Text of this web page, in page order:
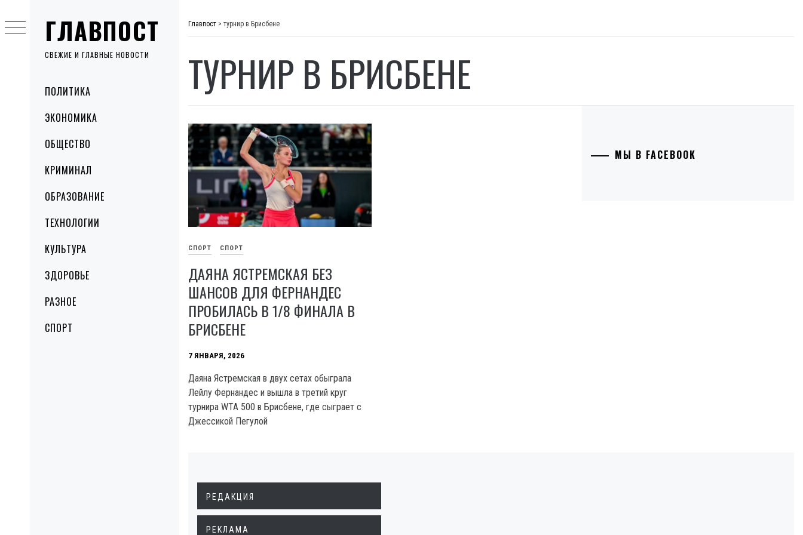
ГЛАВПОСТ
СВЕЖИЕ И ГЛАВНЫЕ НОВОСТИ
MenuПОЛИТИКА
ЭКОНОМИКА
ОБЩЕСТВО
КРИМИНАЛ
ОБРАЗОВАНИЕ
ТЕХНОЛОГИИ
КУЛЬТУРА
ЗДОРОВЬЕ
РАЗНОЕ
СПОРТ
to
content
Главпост > турнир в Брисбене
ТУРНИР В БРИСБЕНЕ
СПОРТ СПОРТ
ДАЯНА ЯСТРЕМСКАЯ БЕЗ
ШАНСОВ ДЛЯ ФЕРНАНДЕС
ПРОБИЛАСЬ В 1/8 ФИНАЛА В
БРИСБЕНЕ
7 ЯНВАРЯ, 2026
Даяна Ястремская в двух сетах обыграла
Лейлу Фернандес и вышла в третий круг
турнира WTA 500 в Брисбене, где сыграет с
Джессикой Пегулой
МЫ В FACEBOOK
РЕДАКЦИЯ
РЕКЛАМА